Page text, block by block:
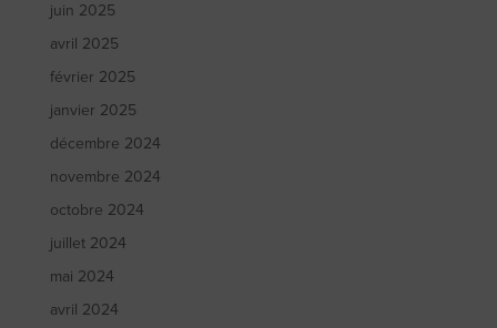
juin 2025
avril 2025
février 2025
janvier 2025
décembre 2024
novembre 2024
octobre 2024
juillet 2024
mai 2024
avril 2024